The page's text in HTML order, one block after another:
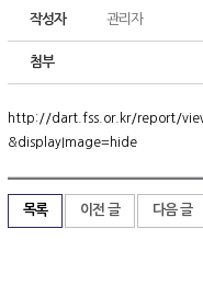
작성자 관리자
첨부
http://dart.fss.or.kr/report/
&displayImage=hide
목록 이전 글 다음 글